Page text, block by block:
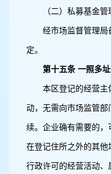
（二）私募基金
经市场监督管理局
定。
第十五条 一照多址
本区登记的经营主
动，无需向市场监管
续。企业确有需要的，
在登记住所之外的其
行政许可的经营活动